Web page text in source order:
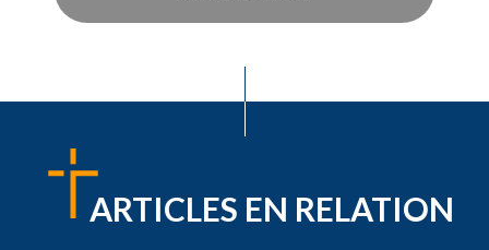
ARTICLES EN RELATION